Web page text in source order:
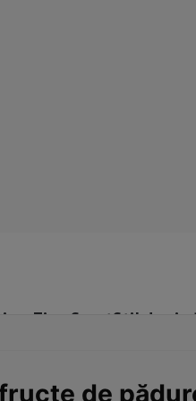
Time SportStil de
de